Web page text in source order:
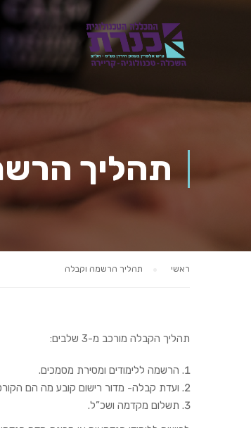
תהליך
ראשי תהליך הרשמה וקבלה
תהליך הקבלה מורכב מ-3 שלבים:
הרשמה ללימודים ומסירת מסמכים.
ועדת קבלה- מדור רישום קובע מה הם
תשלום מקדמה ושכ”ל.